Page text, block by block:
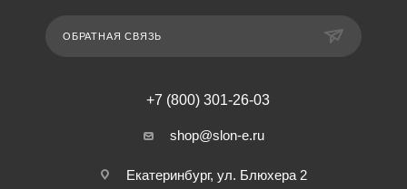
ОБРАТНАЯ СВЯЗЬ
+7 (800) 301-26-03
shop@slon-e.ru
Екатеринбург, ул. Блюхера 2